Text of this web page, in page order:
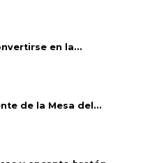
en la...
de la Mesa del...